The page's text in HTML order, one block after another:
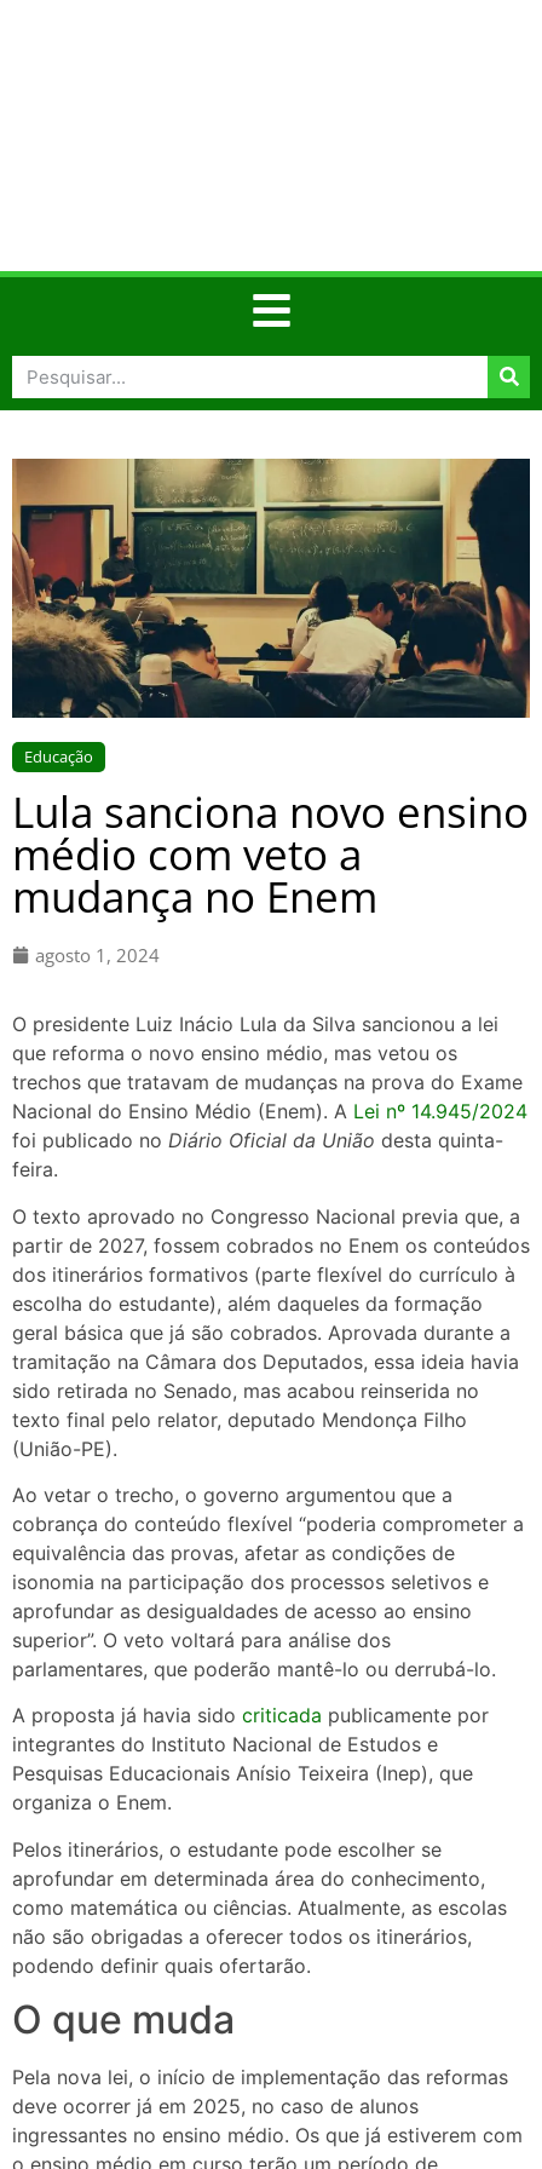
Educação
Lula sanciona novo ensino
médio com veto a
mudança no Enem
agosto 1, 2024
O presidente Luiz Inácio Lula da Silva sancionou a lei
que reforma o novo ensino médio, mas vetou os
trechos que tratavam de mudanças na prova do Exame
Nacional do Ensino Médio (Enem). A Lei nº 14.945/2024
foi publicado no Diário Oficial da União desta quinta-
feira.
O texto aprovado no Congresso Nacional previa que, a
partir de 2027, fossem cobrados no Enem os conteúdos
dos itinerários formativos (parte flexível do currículo à
escolha do estudante), além daqueles da formação
geral básica que já são cobrados. Aprovada durante a
tramitação na Câmara dos Deputados, essa ideia havia
sido retirada no Senado, mas acabou reinserida no
texto final pelo relator, deputado Mendonça Filho
(União-PE).
Ao vetar o trecho, o governo argumentou que a
cobrança do conteúdo flexível “poderia comprometer a
equivalência das provas, afetar as condições de
isonomia na participação dos processos seletivos e
aprofundar as desigualdades de acesso ao ensino
superior”. O veto voltará para análise dos
parlamentares, que poderão mantê-lo ou derrubá-lo.
A proposta já havia sido criticada publicamente por
integrantes do Instituto Nacional de Estudos e
Pesquisas Educacionais Anísio Teixeira (Inep), que
organiza o Enem.
Pelos itinerários, o estudante pode escolher se
aprofundar em determinada área do conhecimento,
como matemática ou ciências. Atualmente, as escolas
não são obrigadas a oferecer todos os itinerários,
podendo definir quais ofertarão.
O que muda
Pela nova lei, o início de implementação das reformas
deve ocorrer já em 2025, no caso de alunos
ingressantes no ensino médio. Os que já estiverem com